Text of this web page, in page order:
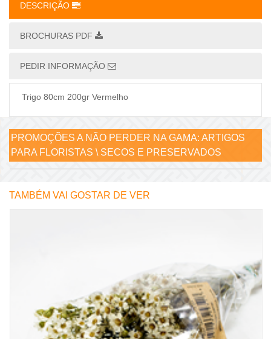
DESCRIÇÃO
BROCHURAS PDF
PEDIR INFORMAÇÃO
Trigo 80cm 200gr Vermelho
PROMOÇÕES A NÃO PERDER NA GAMA: ARTIGOS
PARA FLORISTAS \ SECOS E PRESERVADOS
TAMBÉM VAI GOSTAR DE VER